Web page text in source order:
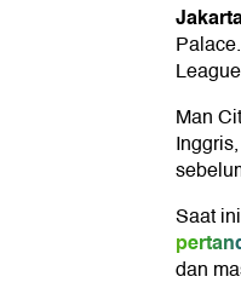
Palace
League
Man
Saat
dan